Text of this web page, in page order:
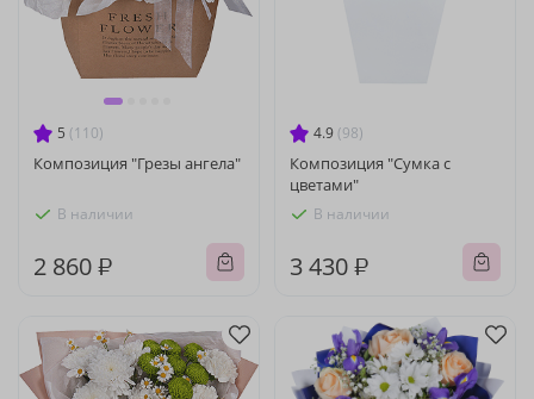
5 (110)
Композиция "Грезы ангела"
В наличии
2 860 ₽
4.9 (98)
Композиция "Сумка с
цветами"
В наличии
3 430 ₽